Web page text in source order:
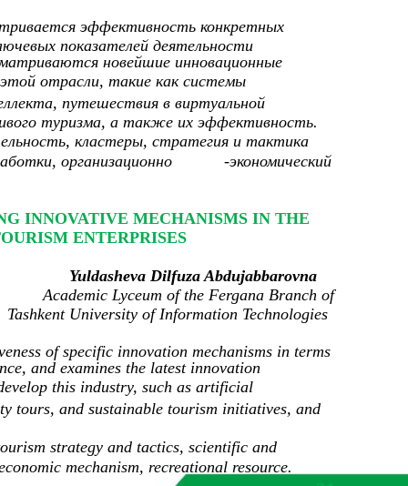
эффективность конкретных
показателей деятельности
новейшие инновационные
отрасли, такие как системы
путешествия в виртуальной
туризма, а также их эффективность.
кластеры, стратегия и тактика
организационно
-экономический
INNOVATIVE MECHANISMS IN THE
ENTERPRISES
Yuldasheva Dilfuza Abdujabbarovna
Academic Lyceum of the Fergana Branch of
Tashkent University of Information Technologies
of specific innovation mechanisms in terms
and examines the latest innovation
this industry, such as artificial
tours, and sustainable tourism initiatives, and
strategy and tactics, scientific and
mechanism, recreational resource.